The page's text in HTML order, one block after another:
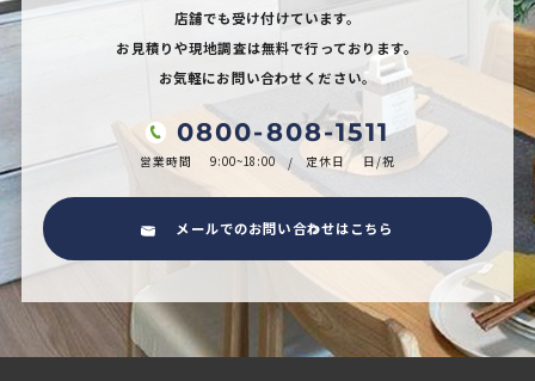
店舗でも受け付けています。
お見積りや現地調査は無料で行っております。
お気軽にお問い合わせください。
0800-808-1511
営業時間 9:00~18:00 定休日 日/祝
メールでのお問い合わせはこちら